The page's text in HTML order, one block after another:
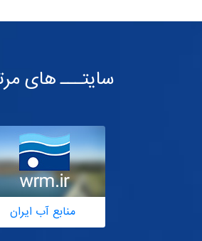
سایتـــ های
منابع آب ایران